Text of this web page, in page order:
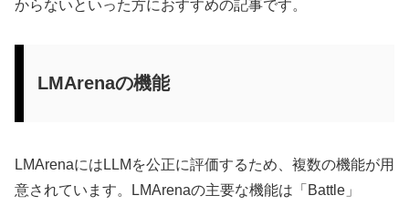
からないといった方におすすめの記事です。
LMArenaの機能
LMArenaにはLLMを公正に評価するため、複数の機能が用
意されています。LMArenaの主要な機能は「Battle」